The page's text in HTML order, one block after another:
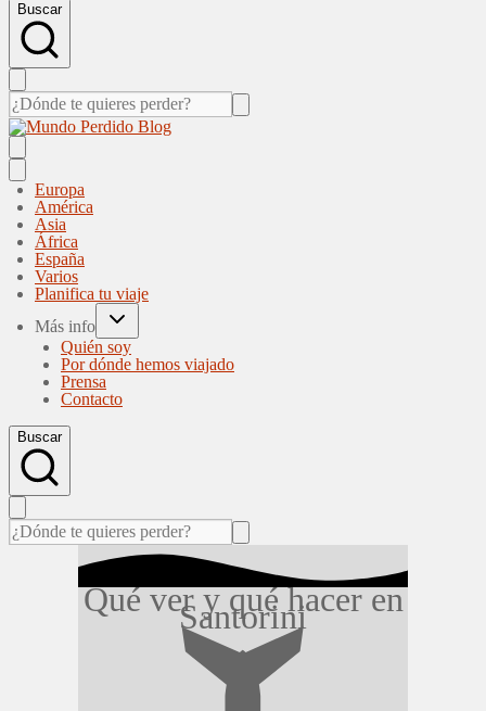
Buscar
Europa
América
Asia
África
España
Varios
Planifica tu viaje
Más info
Quién soy
Por dónde hemos viajado
Prensa
Contacto
Buscar
Qué ver y qué hacer en
Santorini